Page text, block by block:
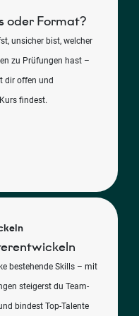
oder Format?
unsicher bist, welcher
zu Prüfungen hast –
dir offen und
findest.
bestehende Skills – mit
steigerst du Team-
bindest Top-Talente